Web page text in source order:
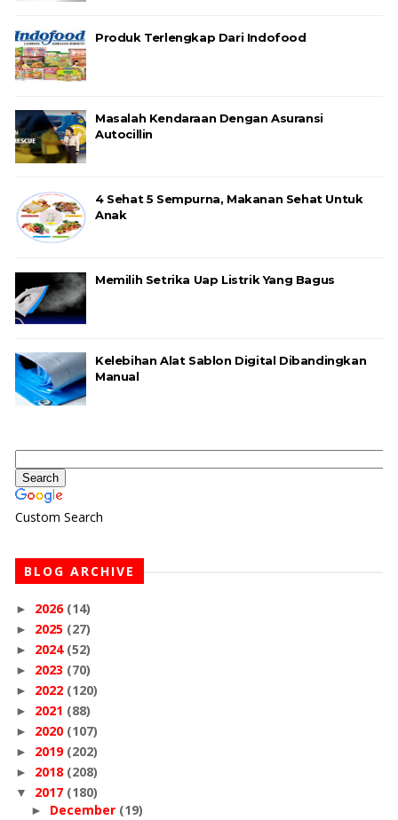
Produk Terlengkap Dari Indofood
Masalah Kendaraan Dengan Asuransi
Autocillin
4 Sehat 5 Sempurna, Makanan Sehat Untuk
Anak
Memilih Setrika Uap Listrik Yang Bagus
Kelebihan Alat Sablon Digital Dibandingkan
Manual
Custom Search
BLOG ARCHIVE
► 2026 (14)
► 2025 (27)
► 2024 (52)
► 2023 (70)
► 2022 (120)
► 2021 (88)
► 2020 (107)
► 2019 (202)
► 2018 (208)
▼ 2017 (180)
► December (19)